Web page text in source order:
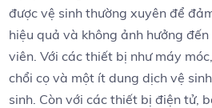
được vệ sinh thường xuyên để
hiệu quả và không ảnh hưởng
viên. Với các thiết bị như máy
chổi cọ và một ít dung dịch vệ
sinh. Còn với các thiết bị điện tử,